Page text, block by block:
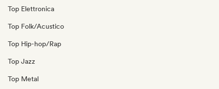
Top Elettronica
Top Folk/Acustico
Top Hip-hop/Rap
Top Jazz
Top Metal